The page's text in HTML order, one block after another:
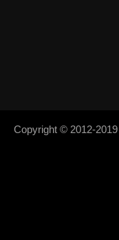
Copyright © 2012-2019